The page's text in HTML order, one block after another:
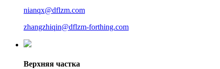
nianqx@dflzm.com
zhangzhiqin@dflzm-forthing.com
Верхняя частка